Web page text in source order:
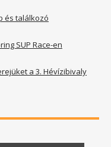
és találkozó
SUP Race-en
a 3. Hévízibivaly